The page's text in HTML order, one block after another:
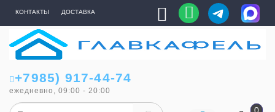
КОНТАКТЫ ДОСТАВКА
+7985) 917-44-74
ежедневно, 09:00 - 20:00